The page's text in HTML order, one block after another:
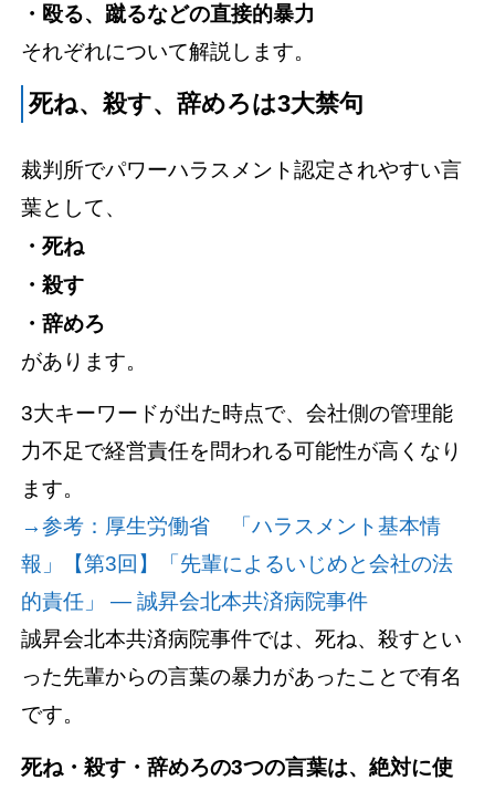
・殴る、蹴るなどの直接的暴力
それぞれについて解説します。
死ね、殺す、辞めろは3大禁句
裁判所でパワーハラスメント認定されやすい言
葉として、
・死ね
・殺す
・辞めろ
があります。
3大キーワードが出た時点で、会社側の管理能
力不足で経営責任を問われる可能性が高くなり
ます。
→参考：厚生労働省 「ハラスメント基本情
報」【第3回】「先輩によるいじめと会社の法
的責任」 ― 誠昇会北本共済病院事件
誠昇会北本共済病院事件では、死ね、殺すとい
った先輩からの言葉の暴力があったことで有名
です。
死ね・殺す・辞めろの3つの言葉は、絶対に使